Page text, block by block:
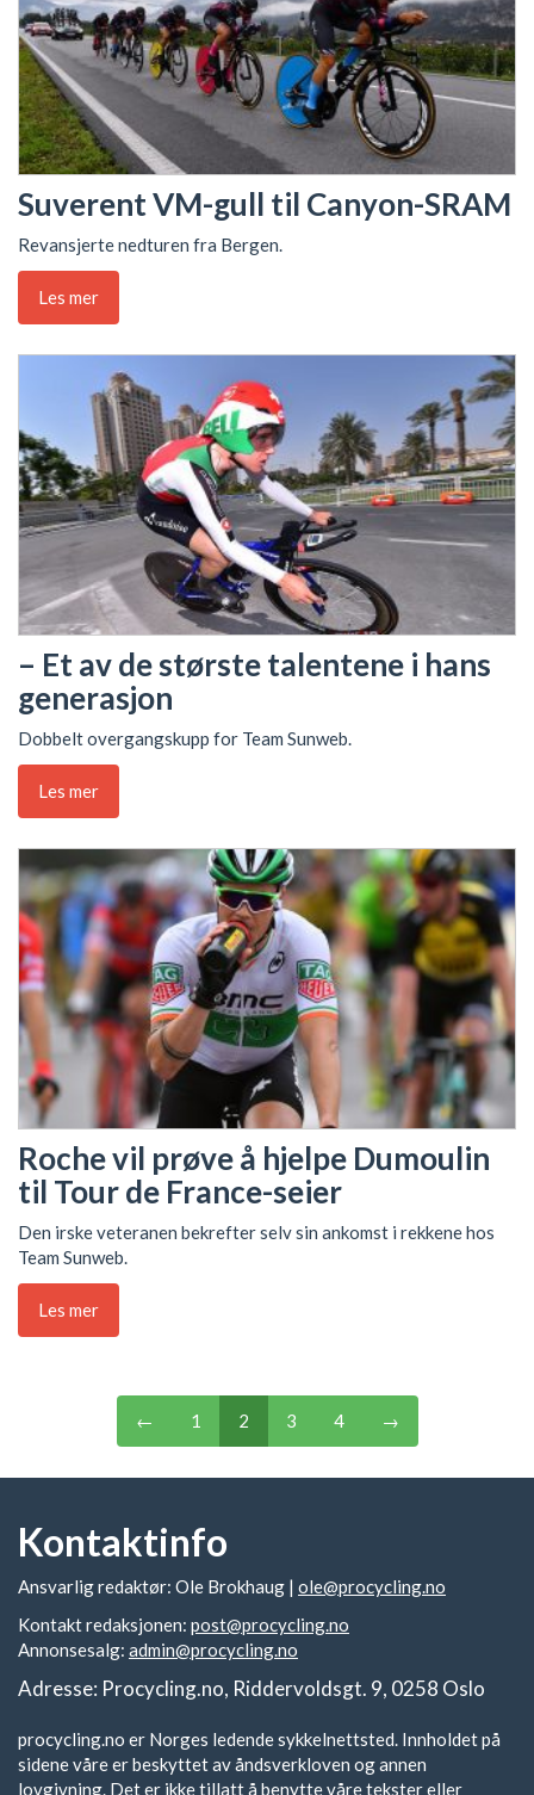
Suverent VM-gull til Canyon-SRAM
Revansjerte nedturen fra Bergen.
Les mer
– Et av de største talentene i hans
generasjon
Dobbelt overgangskupp for Team Sunweb.
Les mer
Roche vil prøve å hjelpe Dumoulin
til Tour de France-seier
Den irske veteranen bekrefter selv sin ankomst i rekkene hos
Team Sunweb.
Les mer
← 1 2 3 4 →
Kontaktinfo
Ansvarlig redaktør: Ole Brokhaug | ole@procycling.no
Kontakt redaksjonen: post@procycling.no
Annonsesalg: admin@procycling.no
Adresse: Procycling.no, Riddervoldsgt. 9, 0258 Oslo
procycling.no er Norges ledende sykkelnettsted. Innholdet på
sidene våre er beskyttet av åndsverkloven og annen
lovgivning. Det er ikke tillatt å benytte våre tekster eller